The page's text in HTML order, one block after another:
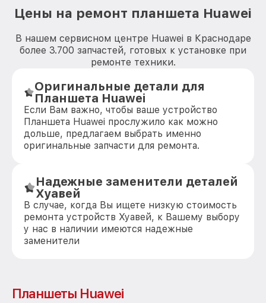
Цены на ремонт планшета Huawei
В нашем сервисном центре Huawei в Краснодаре
более 3.700 запчастей, готовых к установке при
ремонте техники.
Оригинальные детали для
Планшета Huawei
Если Вам важно, чтобы ваше устройство
Планшета Huawei прослужило как можно
дольше, предлагаем выбрать именно
оригинальные запчасти для ремонта.
Надежные заменители деталей
Хуавей
В случае, когда Вы ищете низкую стоимость
ремонта устройств Хуавей, к Вашему выбору
у нас в наличии имеются надежные
заменители
Планшеты Huawei